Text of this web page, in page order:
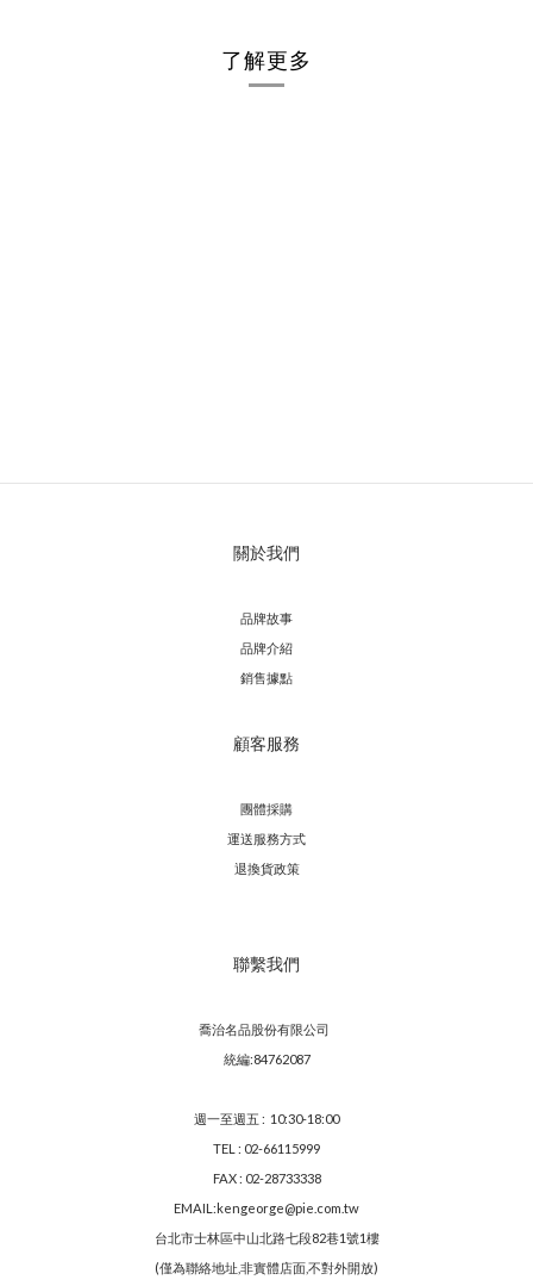
了解更多
關於我們
品牌故事
品牌介紹
銷售據點
顧客服務
團體採購
運送服務方式
退換貨政策
聯繫我們
喬治名品股份有限公司
統編:84762087
週一至週五 : 10:30-18:00
TEL : 02-66115999
FAX : 02-28733338
EMAIL:kengeorge@pie.com.tw
台北市士林區中山北路七段82巷1號1樓
(僅為聯絡地址,非實體店面,不對外開放)